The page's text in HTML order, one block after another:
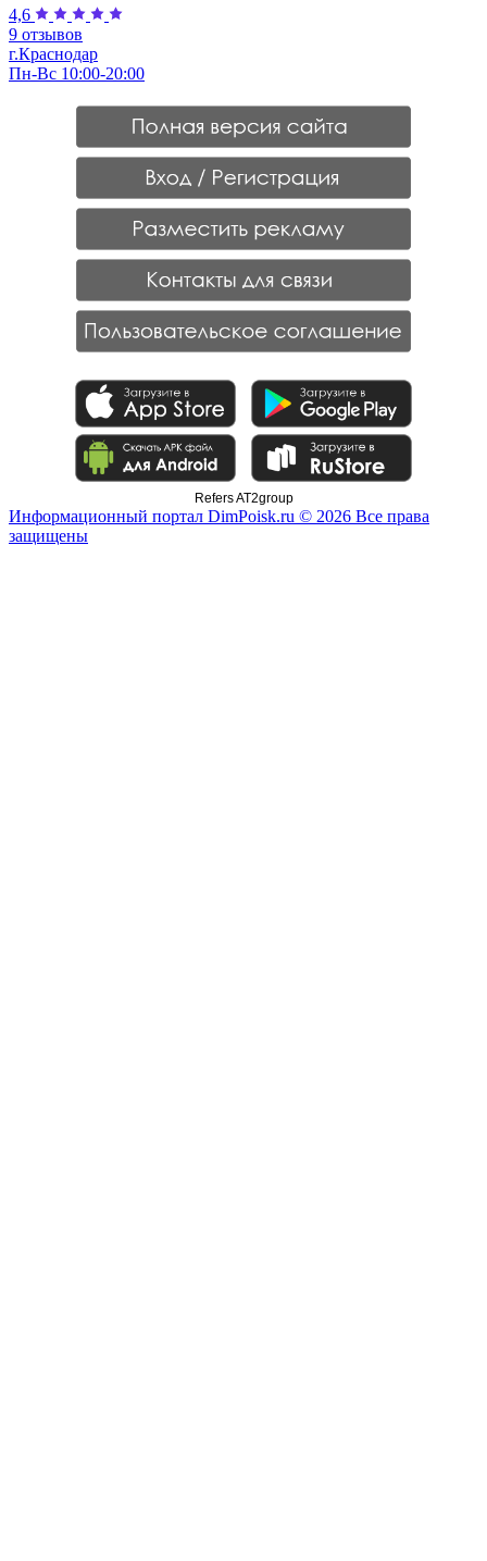
4,6
9 отзывов
г.Краснодар
Пн-Вс 10:00-20:00
Refers AT2group
Информационный портал DimPoisk.ru © 2026 Все права
защищены